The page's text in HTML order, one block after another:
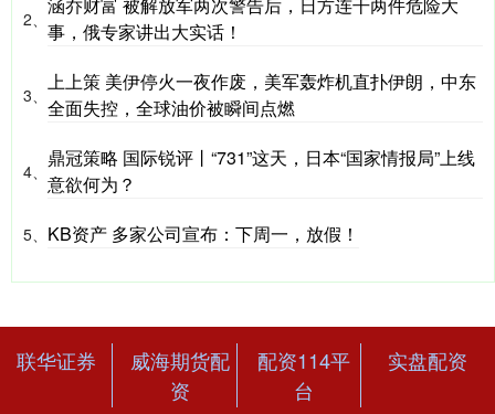
2、 事，俄专家讲出大实话！
3、
上上策 美伊停火一夜作废，美军轰炸机直扑伊朗，中东
全面失控，全球油价被瞬间点燃
4、
鼎冠策略 国际锐评丨“731”这天，日本“国家情报局”上线
意欲何为？
5、 KB资产 多家公司宣布：下周一，放假！
联华证券
威海期货配
资
配资114平
台
实盘配资